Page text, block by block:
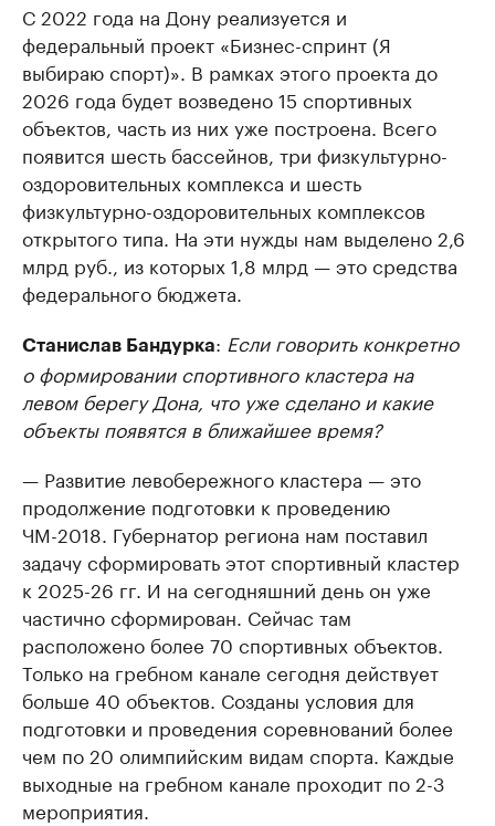
С 2022 года на Дону реализуется и
федеральный проект «Бизнес-спринт (Я
выбираю спорт)». В рамках этого проекта до
2026 года будет возведено 15 спортивных
объектов, часть из них уже построена. Всего
появится шесть бассейнов, три физкультурно-
оздоровительных комплекса и шесть
физкультурно-оздоровительных комплексов
открытого типа. На эти нужды нам выделено 2,6
млрд руб., из которых 1,8 млрд — это средства
федерального бюджета.
Станислав Бандурка: Если говорить конкретно
о формировании спортивного кластера на
левом берегу Дона, что уже сделано и какие
объекты появятся в ближайшее время?
— Развитие левобережного кластера — это
продолжение подготовки к проведению
ЧМ-2018. Губернатор региона нам поставил
задачу сформировать этот спортивный кластер
к 2025-26 гг. И на сегодняшний день он уже
частично сформирован. Сейчас там
расположено более 70 спортивных объектов.
Только на гребном канале сегодня действует
больше 40 объектов. Созданы условия для
подготовки и проведения соревнований более
чем по 20 олимпийским видам спорта. Каждые
выходные на гребном канале проходит по 2-3
мероприятия.